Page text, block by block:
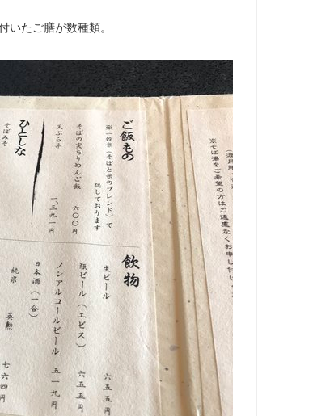
いたご膳が数種類。